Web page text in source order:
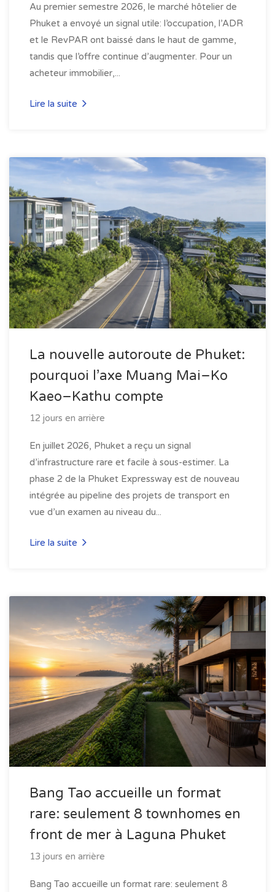
Au premier semestre 2026, le marché hôtelier de
Phuket a envoyé un signal utile: l’occupation, l’ADR
et le RevPAR ont baissé dans le haut de gamme,
tandis que l’offre continue d’augmenter. Pour un
acheteur immobilier,...
Lire la suite
La nouvelle autoroute de Phuket:
pourquoi l’axe Muang Mai–Ko
Kaeo–Kathu compte
12 jours en arrière
En juillet 2026, Phuket a reçu un signal
d’infrastructure rare et facile à sous-estimer. La
phase 2 de la Phuket Expressway est de nouveau
intégrée au pipeline des projets de transport en
vue d’un examen au niveau du...
Lire la suite
Bang Tao accueille un format
rare: seulement 8 townhomes en
front de mer à Laguna Phuket
13 jours en arrière
Bang Tao accueille un format rare: seulement 8